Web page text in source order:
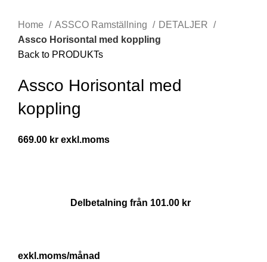
Home
ASSCO Ramställning
DETALJER
Assco Horisontal med koppling
Back to PRODUKTs
Assco Horisontal med
koppling
669.00 kr
Delbetalning från 101.00 kr
/månad